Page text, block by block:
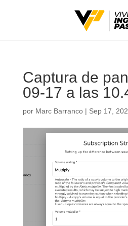
Captura de
09-17 a las
por Marc Barranco| Sep 17,